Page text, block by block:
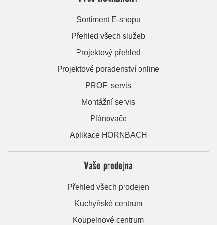
Sortiment E-shopu
Přehled všech služeb
Projektový přehled
Projektové poradenství online
PROFI servis
Montážní servis
Plánovače
Aplikace HORNBACH
Vaše prodejna
Přehled všech prodejen
Kuchyňské centrum
Koupelnové centrum